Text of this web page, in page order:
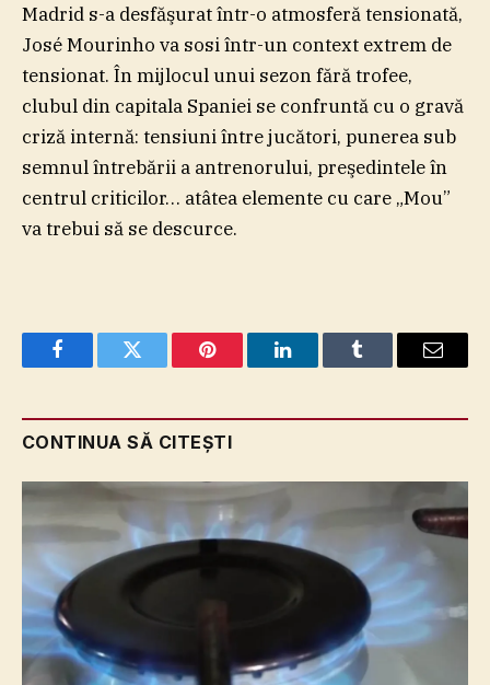
Madrid s-a desfăşurat într-o atmosferă tensionată,
José Mourinho va sosi într-un context extrem de
tensionat. În mijlocul unui sezon fără trofee,
clubul din capitala Spaniei se confruntă cu o gravă
criză internă: tensiuni între jucători, punerea sub
semnul întrebării a antrenorului, preşedintele în
centrul criticilor… atâtea elemente cu care „Mou”
va trebui să se descurce.
FacebookTwitter Pinterest LinkedInTumblr Email
CONTINUA SĂ CITEȘTI